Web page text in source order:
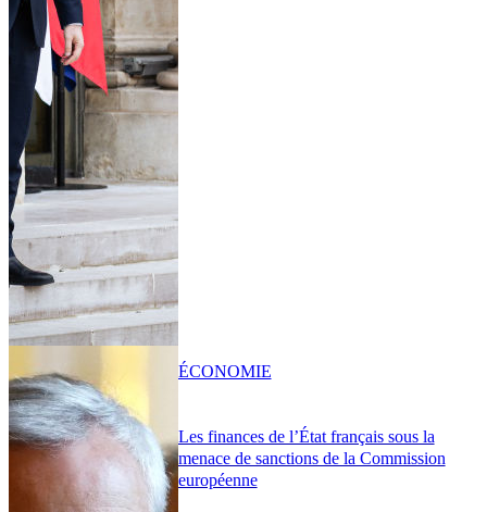
Les finances de l’État français sous la
menace de sanctions de la Commission
européenne
ÉCONOMIE